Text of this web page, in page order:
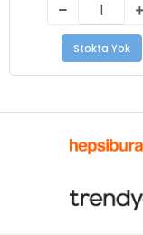
Stokta Yok